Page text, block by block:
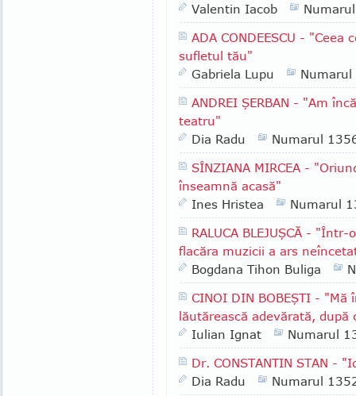
Valentin Iacob
ADA CONDEESCU -
sufletul tău"
Gabriela Lupu
ANDREI ŞERBAN - "Am
teatru"
Dia Radu
Numarul
SÎNZIANA MIRCEA -
înseamnă acasă"
Ines Hristea
Numarul
RALUCA BLEJUŞCĂ -
flacăra muzicii a ars
Bogdana Tihon Buliga
CINOI DIN BOBEŞTI -
lăutărească adevărată,
Iulian Ignat
Numarul
Dr. CONSTANTIN STAN -
Dia Radu
Numarul